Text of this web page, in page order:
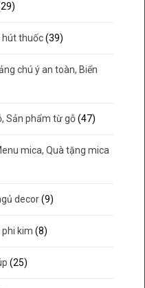
hút thuốc (39)
chú ý an toàn, Biển
Sản phẩm từ gỗ (47)
mica, Quà tặng mica
decor (9)
phi kim (8)
(25)